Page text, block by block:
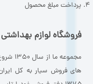
پرداخت مبلغ محصول
فروشگاه لوازم
های فروش سیار به کل